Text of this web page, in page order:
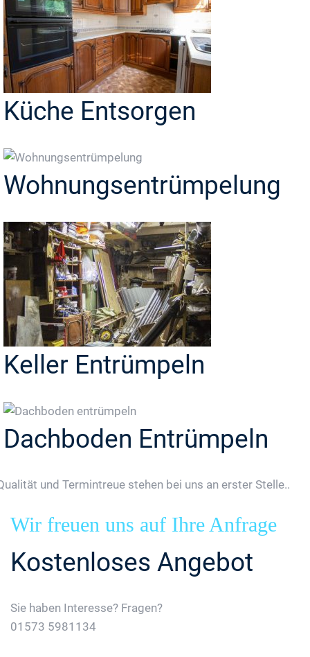
Küche Entsorgen
Wohnungsentrümpelung
Keller Entrümpeln
Dachboden Entrümpeln
und Termintreue stehen bei uns an erster Stelle..
Wir freuen uns auf Ihre Anfrage
Kostenloses Angebot
Sie haben Interesse? Fragen?
01573 5981134